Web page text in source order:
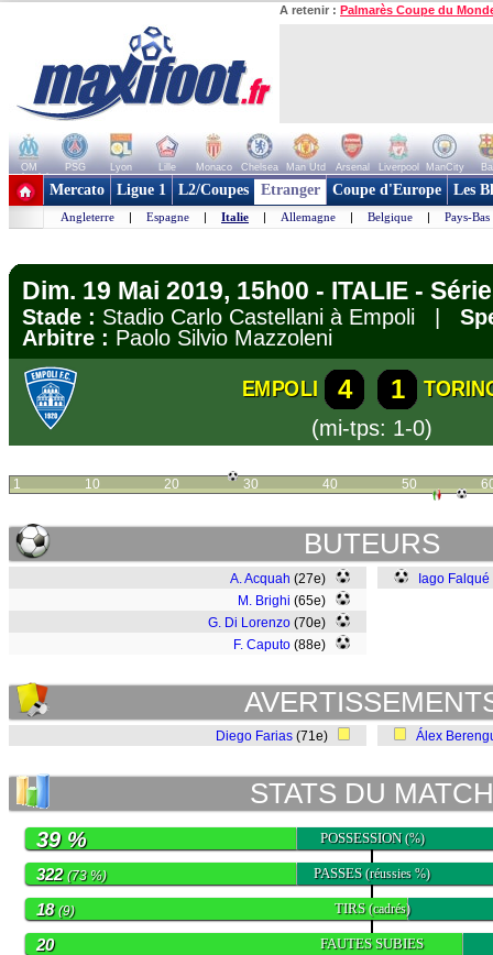
A retenir : Palmarès Coupe du
OM PSG Lyon Lille Monaco Chelsea Man Utd Arsenal Liverpool ManCity
+ de clubs
Mercato Ligue 1 L2/Coupes Etranger Coupe d'Europe Les
Angleterre | Espagne | Italie | Allemagne | Belgique | Pays-Bas
Dim. 19 Mai 2019, 15h00 - ITALIE -
Stade : Stadio Carlo Castellani à Empoli |
Arbitre : Paolo Silvio Mazzoleni
EMPOLI 4 1
(mi-tps: 1-0)
1 10 20 30 40 50
BUTEURS
A. Acquah (27e)
M. Brighi (65e)
G. Di Lorenzo (70e)
F. Caputo (88e)
Iago Falqué
Diego Farias (71e) Álex
STATS DU MATCH
POSSESSION(%)
39 %
PASSES(réussies %)
322(73 %)
TIRS(cadrés)
18(9)
FAUTES SUBIES
20